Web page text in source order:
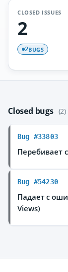
CLOSED ISSUES
2
2BUGS
Closed bugs (2)
Bug #33803
Перебивает
Bug #54230
Падает с
Views)